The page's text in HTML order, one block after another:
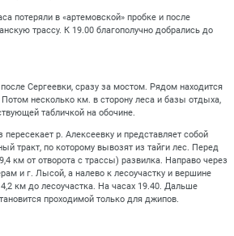
потеряли в «артемовской» пробке и после
трассу. К 19.00 благополучно добрались до
Сергеевки, сразу за мостом. Рядом находится
несколько км. в сторону леса и базы отдыха,
табличкой на обочине.
пересекает р. Алексеевку и представляет собой
тракт, по которому вывозят из тайги лес. Перед
км от отворота с трассы) развилка. Направо через
и г. Лысой, а налево к лесоучастку и вершине
км до лесоучастка. На часах 19.40. Дальше
проходимой только для джипов.